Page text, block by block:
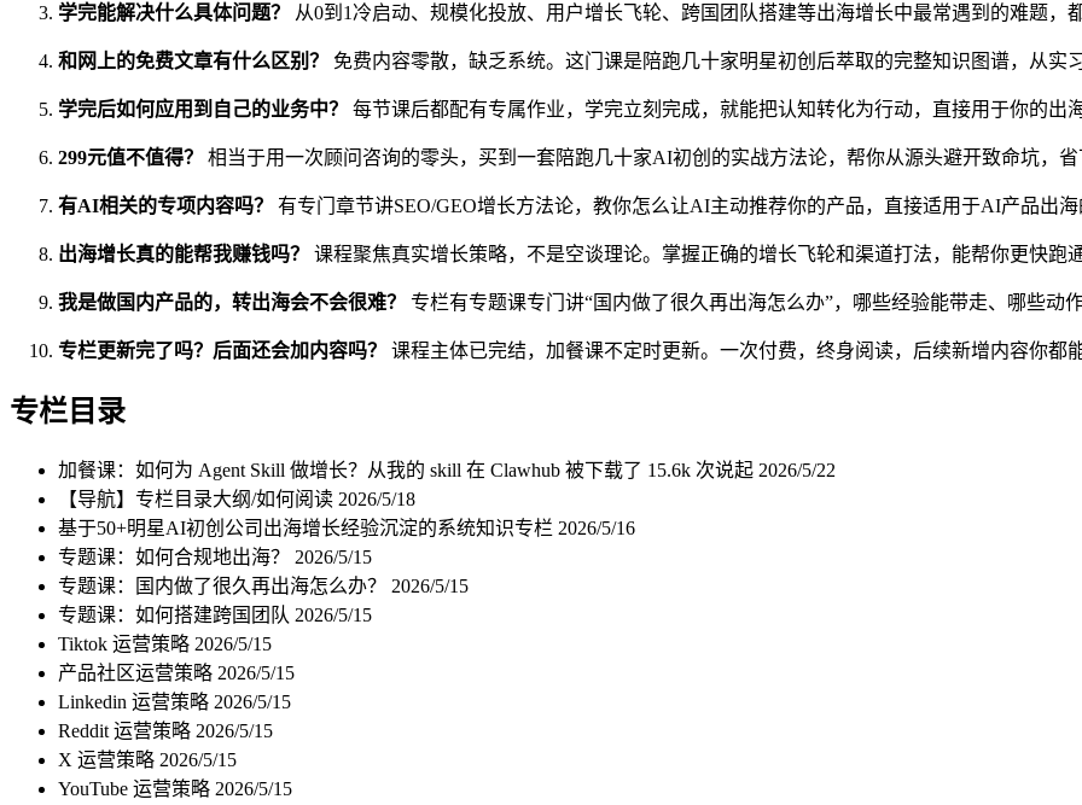
学完能解决什么具体问题？ 从0到1冷启动、规模化投放、用户增长飞轮、跨国团队搭建等出海增长中最常遇到的难题，
和网上的免费文章有什么区别？ 免费内容零散，缺乏系统。这门课是陪跑几十家明星初创后萃取的完整知识图谱，从实
学完后如何应用到自己的业务中？ 每节课后都配有专属作业，学完立刻完成，就能把认知转化为行动，直接用于你的出
299元值不值得？ 相当于用一次顾问咨询的零头，买到一套陪跑几十家AI初创的实战方法论，帮你从源头避开致命坑，省
有AI相关的专项内容吗？ 有专门章节讲SEO/GEO增长方法论，教你怎么让AI主动推荐你的产品，直接适用于AI产品出海
出海增长真的能帮我赚钱吗？ 课程聚焦真实增长策略，不是空谈理论。掌握正确的增长飞轮和渠道打法，能帮你更快跑
我是做国内产品的，转出海会不会很难？ 专栏有专题课专门讲“国内做了很久再出海怎么办”，哪些经验能带走、哪些动
专栏更新完了吗？后面还会加内容吗？ 课程主体已完结，加餐课不定时更新。一次付费，终身阅读，后续新增内容你都
专栏目录
加餐课：如何为 Agent Skill 做增长？从我的 skill 在 Clawhub 被下载了 15.6k 次说起 2026/5/22
【导航】专栏目录大纲/如何阅读 2026/5/18
基于50+明星AI初创公司出海增长经验沉淀的系统知识专栏 2026/5/16
专题课：如何合规地出海？ 2026/5/15
专题课：国内做了很久再出海怎么办？ 2026/5/15
专题课：如何搭建跨国团队 2026/5/15
Tiktok 运营策略 2026/5/15
产品社区运营策略 2026/5/15
Linkedin 运营策略 2026/5/15
Reddit 运营策略 2026/5/15
X 运营策略 2026/5/15
YouTube 运营策略 2026/5/15